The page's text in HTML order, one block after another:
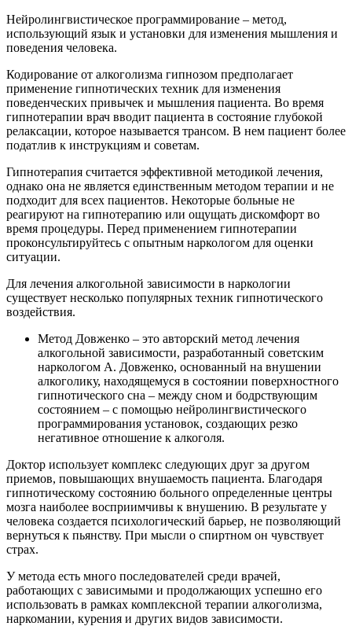
Нейролингвистическое программирование – метод,
использующий язык и установки для изменения мышления и
поведения человека.
Кодирование от алкоголизма гипнозом предполагает
применение гипнотических техник для изменения
поведенческих привычек и мышления пациента. Во время
гипнотерапии врач вводит пациента в состояние глубокой
релаксации, которое называется трансом. В нем пациент более
податлив к инструкциям и советам.
Гипнотерапия считается эффективной методикой лечения,
однако она не является единственным методом терапии и не
подходит для всех пациентов. Некоторые больные не
реагируют на гипнотерапию или ощущать дискомфорт во
время процедуры. Перед применением гипнотерапии
проконсультируйтесь с опытным наркологом для оценки
ситуации.
Для лечения алкогольной зависимости в наркологии
существует несколько популярных техник гипнотического
воздействия.
Метод Довженко – это авторский метод лечения
алкогольной зависимости, разработанный советским
наркологом А. Довженко, основанный на внушении
алкоголику, находящемуся в состоянии поверхностного
гипнотического сна – между сном и бодрствующим
состоянием – с помощью нейролингвистического
программирования установок, создающих резко
негативное отношение к алкоголя.
Доктор использует комплекс следующих друг за другом
приемов, повышающих внушаемость пациента. Благодаря
гипнотическому состоянию больного определенные центры
мозга наиболее восприимчивы к внушению. В результате у
человека создается психологический барьер, не позволяющий
вернуться к пьянству. При мысли о спиртном он чувствует
страх.
У метода есть много последователей среди врачей,
работающих с зависимыми и продолжающих успешно его
использовать в рамках комплексной терапии алкоголизма,
наркомании, курения и других видов зависимости.